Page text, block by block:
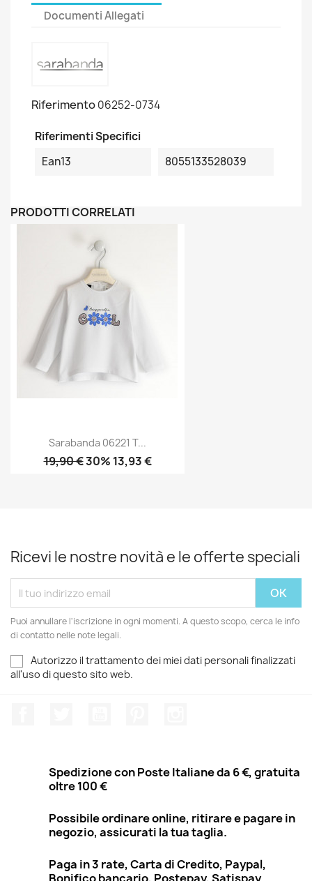
Documenti Allegati
Riferimento06252-0734
Riferimenti Specifici
Ean13
8055133528039
PRODOTTI CORRELATI
Sarabanda 06221 T...
19,90 €30% 13,93 €
Ricevi le nostre novità e le offerte speciali
Puoi annullare l'iscrizione in ogni momenti. A questo scopo, cerca le info
di contatto nelle note legali.
Autorizzo il trattamento dei miei dati personali finalizzati
all'uso di questo sito web.
Spedizione con Poste Italiane da 6 €, gratuita
oltre 100 €
Possibile ordinare online, ritirare e pagare in
negozio, assicurati la tua taglia.
Paga in 3 rate, Carta di Credito, Paypal,